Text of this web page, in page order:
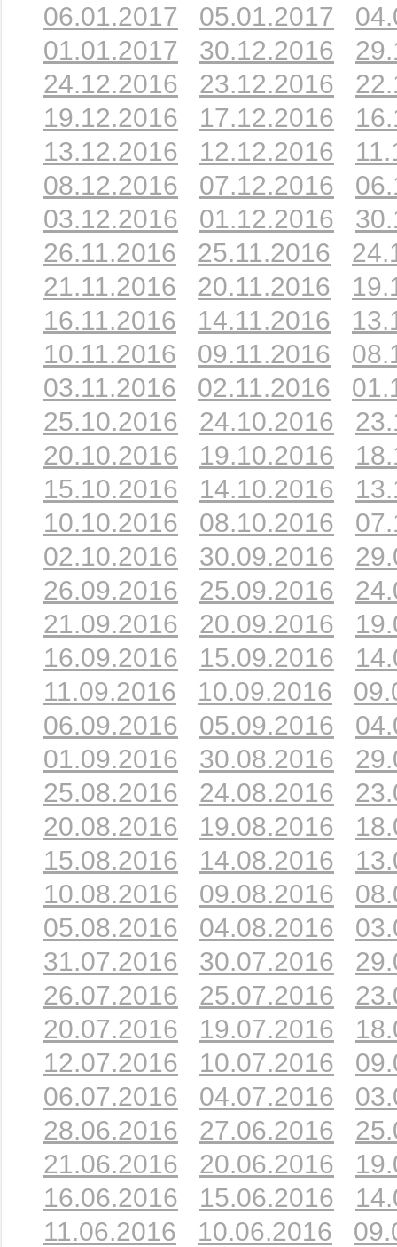
06.01.2017
05.01.2017
01.01.2017
30.12.2016
24.12.2016
23.12.2016
19.12.2016
17.12.2016
13.12.2016
12.12.2016
08.12.2016
07.12.2016
03.12.2016
01.12.2016
26.11.2016
25.11.2016
21.11.2016
20.11.2016
16.11.2016
14.11.2016
10.11.2016
09.11.2016
03.11.2016
02.11.2016
25.10.2016
24.10.2016
20.10.2016
19.10.2016
15.10.2016
14.10.2016
10.10.2016
08.10.2016
02.10.2016
30.09.2016
26.09.2016
25.09.2016
21.09.2016
20.09.2016
16.09.2016
15.09.2016
11.09.2016
10.09.2016
06.09.2016
05.09.2016
01.09.2016
30.08.2016
25.08.2016
24.08.2016
20.08.2016
19.08.2016
15.08.2016
14.08.2016
10.08.2016
09.08.2016
05.08.2016
04.08.2016
31.07.2016
30.07.2016
26.07.2016
25.07.2016
20.07.2016
19.07.2016
12.07.2016
10.07.2016
06.07.2016
04.07.2016
28.06.2016
27.06.2016
21.06.2016
20.06.2016
16.06.2016
15.06.2016
11.06.2016
10.06.2016